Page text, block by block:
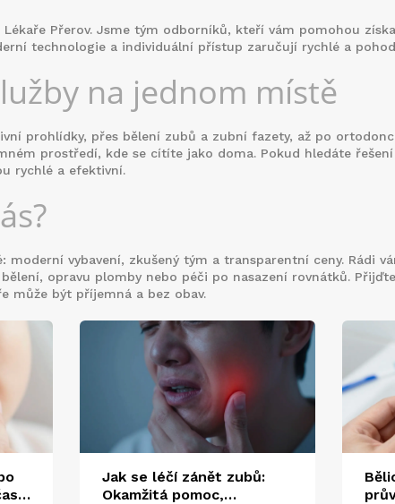
Přerov. Jsme tým odborníků, kteří vám pomohou
technologie a individuální přístup zaručují rychlé a
na jednom místě
prohlídky, přes bělení zubů a zubní fazety, až po
prostředí, kde se cítíte jako doma. Pokud hledáte
rychlé a efektivní.
moderní vybavení, zkušený tým a transparentní ceny. Rádi
opravu plomby nebo péči po nasazení rovnátků.
může být příjemná a bez obav.
Jak se léčí zánět zubů:
Okamžitá pomoc,